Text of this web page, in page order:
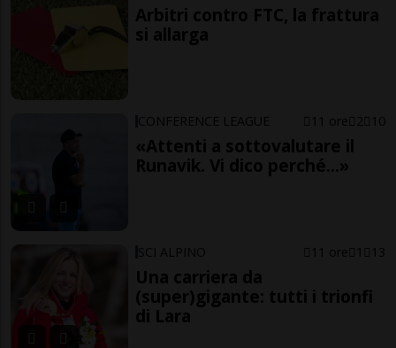
Arbitri contro FTC, la frattura
si allarga
CONFERENCE LEAGUE 11 ore 2 10
«Attenti a sottovalutare il
Runavik. Vi dico perché...»
SCI ALPINO 11 ore 1 13
Una carriera da
(super)gigante: tutti i trionfi
di Lara